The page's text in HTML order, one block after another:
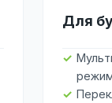
Для